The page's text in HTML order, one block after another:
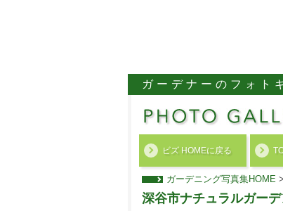
ガーデナーのフォト
ビズ HOMEに戻る
ガーデニング写真集HOME >
深谷市ナチュラルガー